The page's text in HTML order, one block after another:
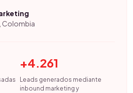
Colombia
+4.261
Leads generados mediante
inbound marketing y